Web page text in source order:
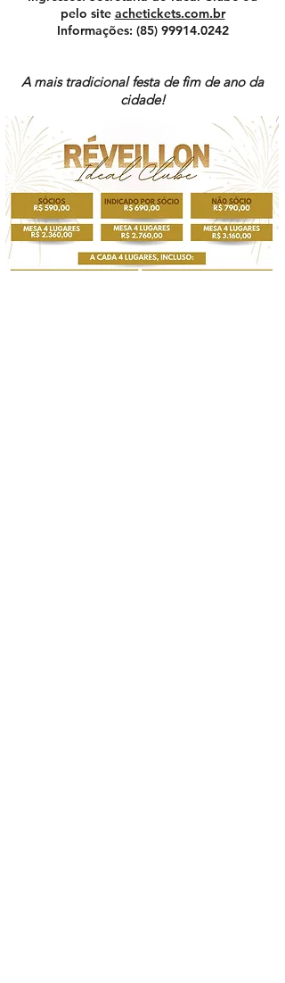
pelo site achetickets.com.br
Informações: (85) 99914.0242
A mais tradicional festa de fim de ano da
cidade!